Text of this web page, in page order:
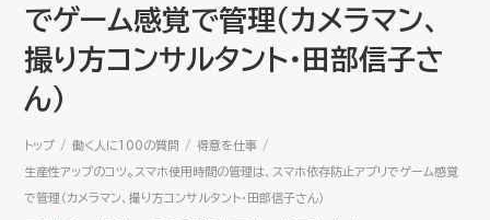
でゲーム感覚で管理（カメラマン、
撮り方コンサルタント・田部信子さ
ん）
トップ 働く人に100の質問 得意を仕事
生産性アップのコツ。スマホ使用時間の管理は、スマホ依存防止アプリでゲーム感覚
で管理（カメラマン、撮り方コンサルタント・田部信子さん）